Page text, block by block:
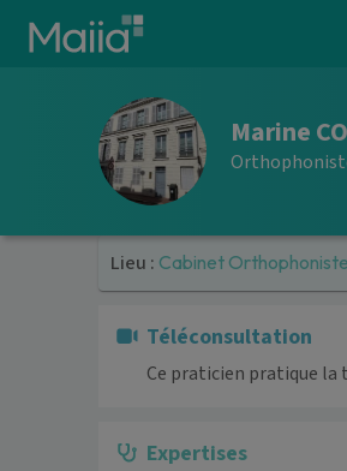
Aller au contenu principal
Marine
Lieu : Cabinet
Téléconsultation
Ce praticien pratique
Expertises